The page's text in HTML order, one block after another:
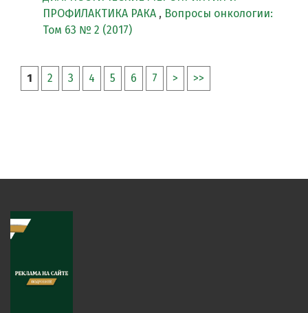
ПРОФИЛАКТИКА РАКА , Вопросы онкологии:
Том 63 № 2 (2017)
1 2 3 4 5 6 7 > >>